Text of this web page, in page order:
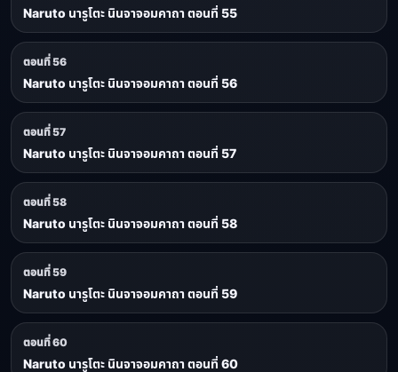
Naruto นารูโตะ นินจาจอมคาถา ตอนที่ 55
ตอนที่ 56
Naruto นารูโตะ นินจาจอมคาถา ตอนที่ 56
ตอนที่ 57
Naruto นารูโตะ นินจาจอมคาถา ตอนที่ 57
ตอนที่ 58
Naruto นารูโตะ นินจาจอมคาถา ตอนที่ 58
ตอนที่ 59
Naruto นารูโตะ นินจาจอมคาถา ตอนที่ 59
ตอนที่ 60
Naruto นารูโตะ นินจาจอมคาถา ตอนที่ 60